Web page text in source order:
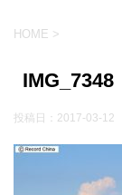
HOME >
IMG_7348
投稿日： 2017-03-12